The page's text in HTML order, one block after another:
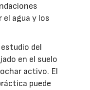
agua y los
del
en el suelo
activo. El
puede